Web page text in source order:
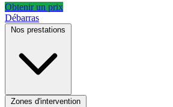
Obtenir un prix
Débarras
Nos prestations
Zones d'intervention